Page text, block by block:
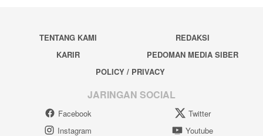
TENTANG KAMI
REDAKSI
KARIR
PEDOMAN MEDIA SIBER
POLICY / PRIVACY
JARINGAN SOCIAL
Facebook
Twitter
Instagram
Youtube